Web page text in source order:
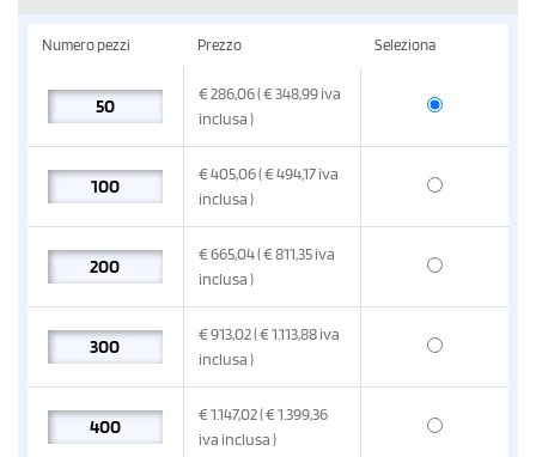
Numero pezzi Prezzo Seleziona
€286,06( € 348,99iva
inclusa)
€405,06( € 494,17iva
inclusa)
€665,04( € 811,35iva
inclusa)
€913,02( € 1.113,88iva
inclusa)
€1.147,02( € 1.399,36
iva inclusa)